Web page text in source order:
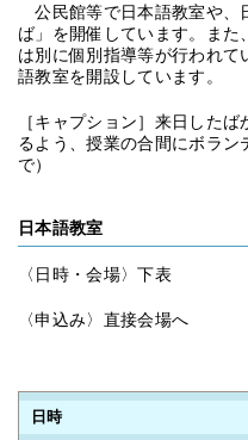
公民館等で日本語教室や、
ば」を開催しています。また
は別に個別指導等が行われて
語教室を開設しています。
［キャプション］来日した
るよう、授業の合間にボラ
で）
日本語教室
〈日時・会場〉下表
〈申込み〉直接会場へ
日時